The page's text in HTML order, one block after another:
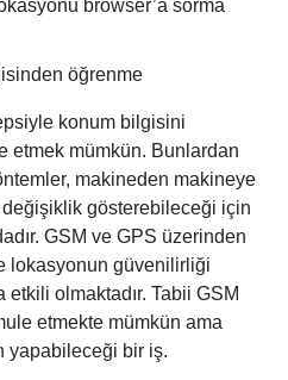
browser’a sorma
öğrenme
konum bilgisini
etmek mümkün. Bunlardan
makineden makineye
gösterebileceği için
GSM ve GPS üzerinden
lokasyonun güvenilirliği
olmaktadır. Tabii GSM
etmekte mümkün ama
yapabileceği bir iş.